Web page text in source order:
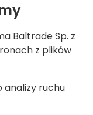
Baltrade Sp. z
z plików
ruchu